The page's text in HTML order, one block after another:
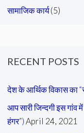
सामाजिक कार्य(5)
RECENT POSTS
देश के आर्थिक विकास का
आप सारी जिन्दगी इस गांव
हंगर”)April 24, 2021